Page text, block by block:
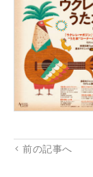
前の記事へ